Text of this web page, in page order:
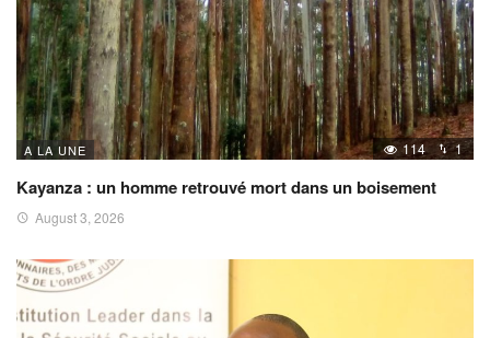
A LA UNE 114 1
Kayanza : un homme retrouvé mort dans un boisement
August 3, 2026